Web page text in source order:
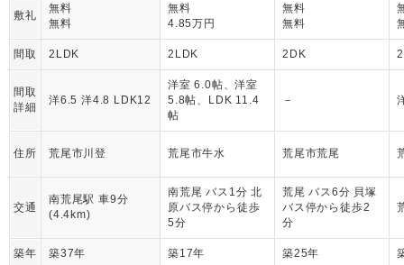
敷礼
無料
無料
無料
4.85万円
無料
無料
間取 2LDK 2LDK 2DK
間取
詳細
洋6.5 洋4.8 LDK12
洋室 6.0帖、洋室
5.8帖、LDK 11.4
帖
－
住所 荒尾市川登 荒尾市牛水 荒尾市荒尾
交通
南荒尾駅 車9分
(4.4km)
南荒尾 バス1分 北
原バス停から徒歩
5分
荒尾 バス6分 貝塚
バス停から徒歩2
分
築年 築37年 築17年 築25年